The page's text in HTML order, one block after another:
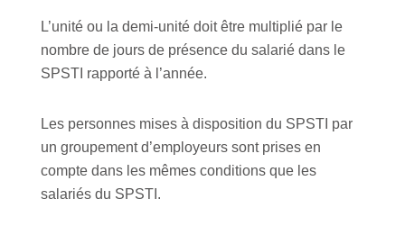
L’unité ou la demi-unité doit être multiplié par le
nombre de jours de présence du salarié dans le
SPSTI rapporté à l’année.
Les personnes mises à disposition du SPSTI par
un groupement d’employeurs sont prises en
compte dans les mêmes conditions que les
salariés du SPSTI.